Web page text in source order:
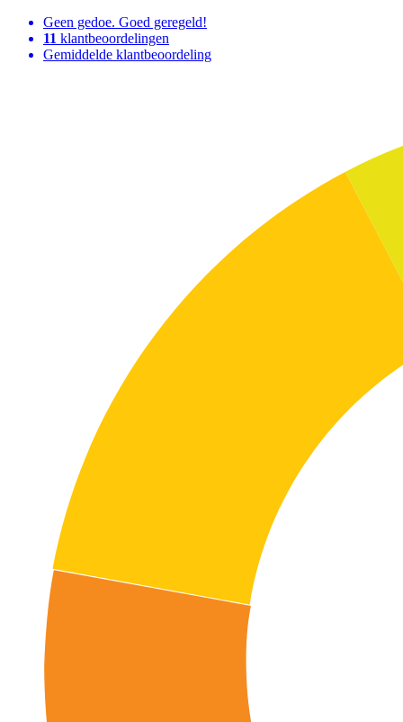
Geen gedoe. Goed geregeld!
11 klantbeoordelingen
Gemiddelde klantbeoordeling